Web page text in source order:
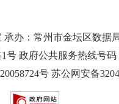
承办：常州市金坛区数据
号 政府公共服务热线号码
号 苏公网安备